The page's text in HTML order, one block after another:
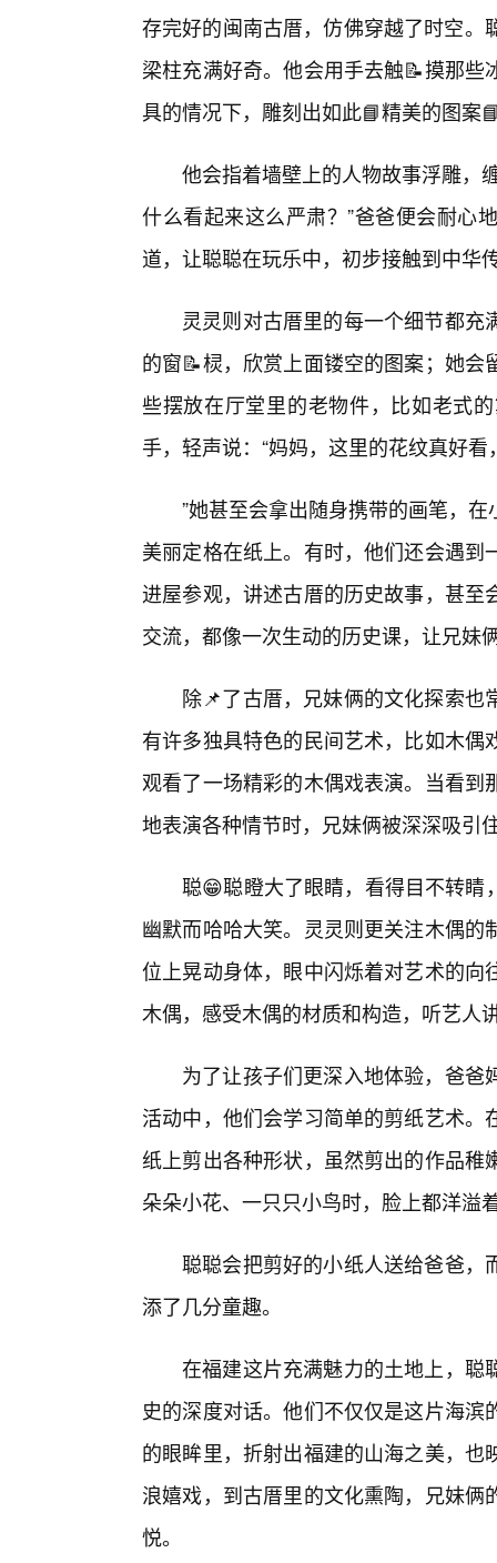
存完好的闽南古厝，仿佛穿越了时空
梁柱充满好奇。他会用手去触📝摸那
具的情况下，雕刻出如此📘精美的图案
他会指着墙壁上的人物故事浮雕，
什么看起来这么严肃？”爸爸便会耐心
道，让聪聪在玩乐中，初步接触到中华
灵灵则对古厝里的每一个细节都
的窗📝棂，欣赏上面镂空的图案；她
些摆放在厅堂里的老物件，比如老式
手，轻声说：“妈妈，这里的花纹真好
”她甚至会拿出随身携带的画笔，
美丽定格在纸上。有时，他们还会遇
进屋参观，讲述古厝的历史故事，甚
交流，都像一次生动的历史课，让兄妹
除📌了古厝，兄妹俩的文化探索
有许多独具特色的民间艺术，比如木
观看了一场精彩的木偶戏表演。当看
地表演各种情节时，兄妹俩被深深吸引
聪😁聪瞪大了眼睛，看得目不转睛
幽默而哈哈大笑。灵灵则更关注木偶
位上晃动身体，眼中闪烁着对艺术的
木偶，感受木偶的材质和构造，听艺人
为了让孩子们更深入地体验，爸
活动中，他们会学习简单的剪纸艺术
纸上剪出各种形状，虽然剪出的作品
朵朵小花、一只只小鸟时，脸上都洋溢
聪聪会把剪好的小纸人送给爸爸，
添了几分童趣。
在福建这片充满魅力的土地上，聪
史的深度对话。他们不仅仅是这片海
的眼眸里，折射出福建的山海之美，
浪嬉戏，到古厝里的文化熏陶，兄妹
悦。